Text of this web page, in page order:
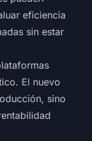
eficiencia
sin estar
El nuevo
sino